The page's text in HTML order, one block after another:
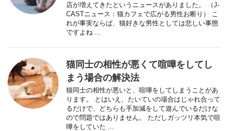
店が増えてきたというニュースがありました。 （J-
CASTニュース：猫カフェで広がる男性お断り） こ
れが事実ならば、猫好きな男性としては悲しい事態
ですよね ...
猫同士の相性が悪くて喧嘩をしてし
まう場合の解決法
猫同士の相性が悪いと、喧嘩をしてしまうことがあ
ります。 とはいえ、たいていの場合はじゃれ合って
るだけで、どちらも手加減をして遊んでいるだけな
ので問題ではありません。 ただしガッツリ本気で喧
嘩をしていた ...